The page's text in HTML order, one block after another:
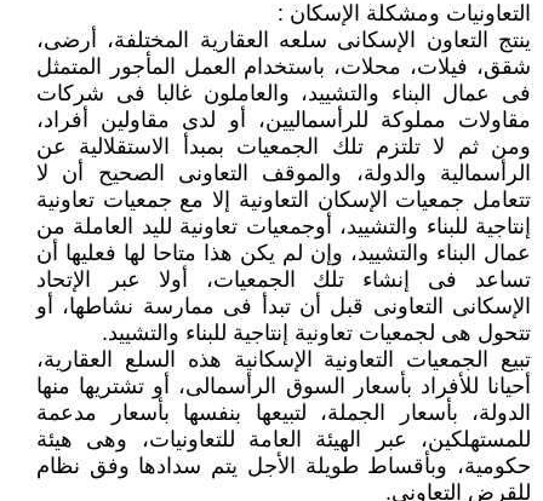
التعاونيات ومشكلة الإسكان :
ينتج التعاون الإسكانى سلعه العقارية المختلفة، أرضى،
شقق، فيلات، محلات، باستخدام العمل المأجور المتمثل
فى عمال البناء والتشييد، والعاملون غالبا فى شركات
مقاولات مملوكة للرأسماليين، أو لدى مقاولين أفراد،
ومن ثم لا تلتزم تلك الجمعيات بمبدأ الاستقلالية عن
الرأسمالية والدولة، والموقف التعاونى الصحيح أن لا
تتعامل جمعيات الإسكان التعاونية إلا مع جمعيات تعاونية
إنتاجية للبناء والتشييد، أوجمعيات تعاونية لليد العاملة من
عمال البناء والتشييد، وإن لم يكن هذا متاحا لها فعليها أن
تساعد فى إنشاء تلك الجمعيات، أولا عبر الإتحاد
الإسكانى التعاونى قبل أن تبدأ فى ممارسة نشاطها، أو
تتحول هى لجمعيات تعاونية إنتاجية للبناء والتشييد.
تبيع الجمعيات التعاونية الإسكانية هذه السلع العقارية،
أحيانا للأفراد بأسعار السوق الرأسمالى، أو تشتريها منها
الدولة، بأسعار الجملة، لتبيعها بنفسها بأسعار مدعمة
للمستهلكين، عبر الهيئة العامة للتعاونيات، وهى هيئة
حكومية، وبأقساط طويلة الأجل يتم سدادها وفق نظام
للقرض التعاونى.